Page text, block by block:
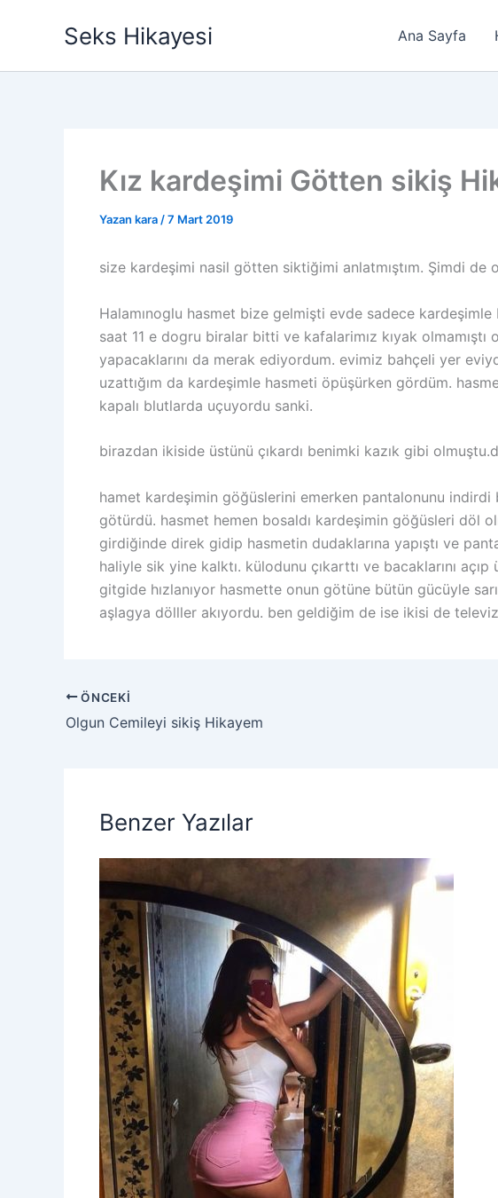
Seks Hikayesi Ana Sayfa
Kız kardeşimi Götten sikiş
Yazan kara /7 Mart 2019
size kardeşimi nasil götten siktiğimi anlatmıştım. Şimdi de
Halamınoglu hasmet bize gelmişti evde sadece
saat 11 e dogru biralar bitti ve kafalarimız kıyak
yapacaklarını da merak ediyordum. evimiz bahçeli yer
uzattığım da kardeşimle hasmeti öpüşürken gördüm.
kapalı blutlarda uçuyordu sanki.
birazdan ikiside üstünü çıkardı benimki kazık gibi
hamet kardeşimin göğüslerini emerken pantalonunu indirdi
götürdü. hasmet hemen bosaldı kardeşimin göğüsleri döl
girdiğinde direk gidip hasmetin dudaklarına yapıştı ve
haliyle sik yine kalktı. külodunu çıkarttı ve bacaklarını
gitgide hızlanıyor hasmette onun götüne bütün gücüyle
aşlagya dölller akıyordu. ben geldiğim de ise ikisi de
ÖNCEKI
Olgun Cemileyi sikiş Hikayem
Benzer Yazılar